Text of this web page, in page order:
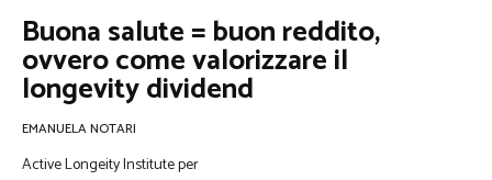
Buona salute = buon reddito,
ovvero come valorizzare il
longevity dividend
EMANUELA NOTARI
Active Longeity Institute per